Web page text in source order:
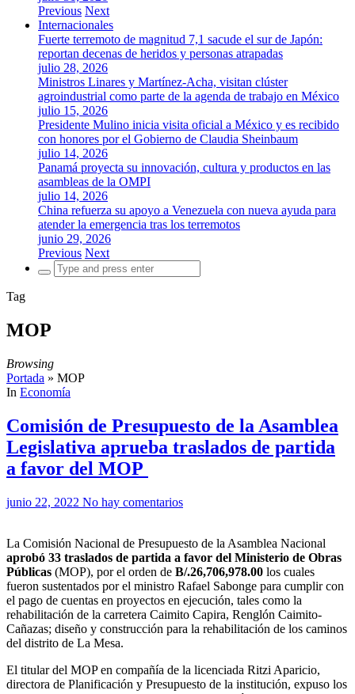
Previous Next
Internacionales
Fuerte terremoto de magnitud 7,1 sacude el sur de Japón:
reportan decenas de heridos y personas atrapadas
julio 28, 2026
Ministros Linares y Martínez-Acha, visitan clúster
agroindustrial como parte de la agenda de trabajo en México
julio 15, 2026
Presidente Mulino inicia visita oficial a México y es recibido
con honores por el Gobierno de Claudia Sheinbaum
julio 14, 2026
Panamá proyecta su innovación, cultura y productos en las
asambleas de la OMPI
julio 14, 2026
China refuerza su apoyo a Venezuela con nueva ayuda para
atender la emergencia tras los terremotos
junio 29, 2026
Previous Next
Search
for:
Tag
MOP
Browsing
Portada » MOP
In Economía
Comisión de Presupuesto de la Asamblea
Legislativa aprueba traslados de partida
a favor del MOP
junio 22, 2022 No hay comentarios
La Comisión Nacional de Presupuesto de la Asamblea Nacional
aprobó 33 traslados de partida a favor del Ministerio de Obras
Públicas (MOP), por el orden de B/.26,706,978.00 los cuales
fueron sustentados por el ministro Rafael Sabonge para cumplir con
el pago de cuentas en proyectos en ejecución, tales como la
rehabilitación de la carretera Caimito Capira, Renglón Caimito-
Cañazas; diseño y construcción para la rehabilitación de los caminos
del distrito de La Mesa.
El titular del MOP en compañía de la licenciada Ritzi Aparicio,
directora de Planificación y Presupuesto de la institución, expuso los